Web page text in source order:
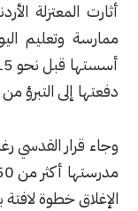
الأردنية
اليوجا،
أسستها قبل
التبرؤ من
القدسي رغم ما
مدرستها
لافتة بالنظر